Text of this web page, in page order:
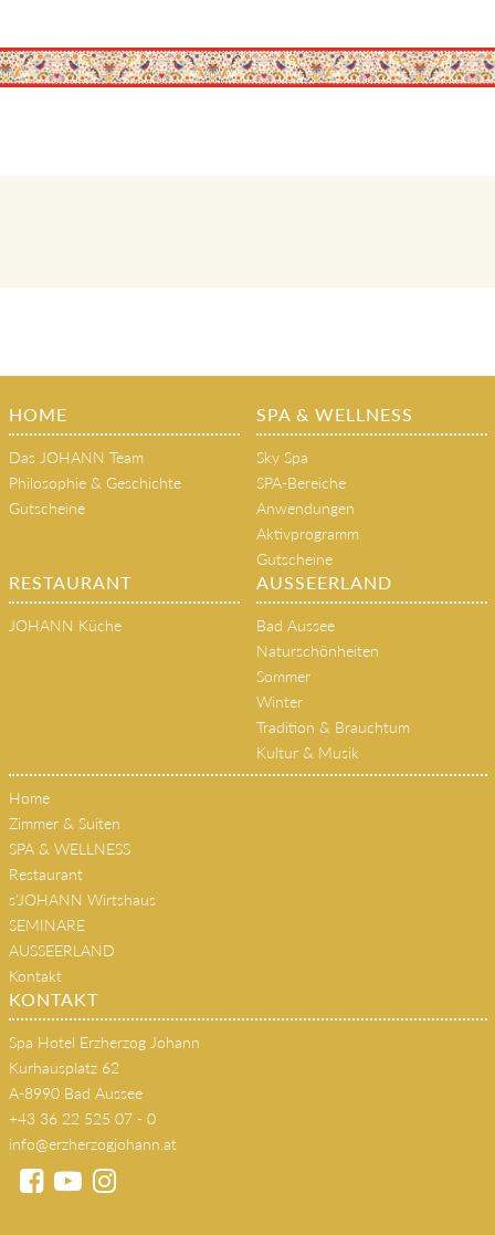
HOME
Das JOHANN Team
Philosophie & Geschichte
Gutscheine
SPA & WELLNESS
Sky Spa
SPA-Bereiche
Anwendungen
Aktivprogramm
Gutscheine
RESTAURANT
JOHANN Küche
AUSSEERLAND
Bad Aussee
Naturschönheiten
Sommer
Winter
Tradition & Brauchtum
Kultur & Musik
Home
Zimmer & Suiten
SPA & WELLNESS
Restaurant
s'JOHANN Wirtshaus
SEMINARE
AUSSEERLAND
Kontakt
KONTAKT
Spa Hotel Erzherzog Johann
Kurhausplatz 62
A-8990 Bad Aussee
+43 36 22 525 07 - 0
info@erzherzogjohann.at